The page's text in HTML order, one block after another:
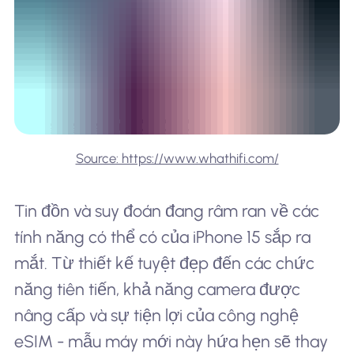
Source: https://www.whathifi.com/
Tin đồn và suy đoán đang râm ran về các
tính năng có thể có của iPhone 15 sắp ra
mắt. Từ thiết kế tuyệt đẹp đến các chức
năng tiên tiến, khả năng camera được
nâng cấp và sự tiện lợi của công nghệ
eSIM - mẫu máy mới này hứa hẹn sẽ thay